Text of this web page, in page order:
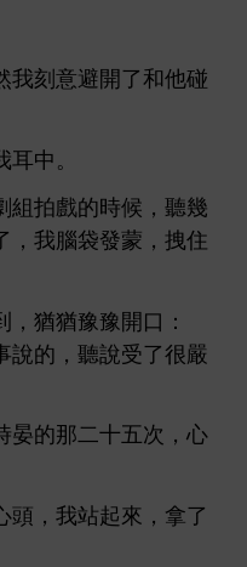
刻 避
碰
。
組拍戲 候，
幾
， 袋
蒙，拽
，猶猶豫豫
：
， 受
很嚴
晏
次，
， 站起
，拿